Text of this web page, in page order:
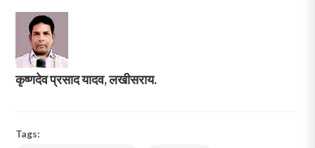
कृष्णदेव प्रसाद यादव, लखीसराय.
Tags: